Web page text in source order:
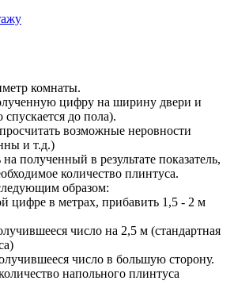
комнаты.
цифру на ширину двери и
спускается до пола).
возможные неровности
и т.д.)
полученный в результате показатель,
количество плинтуса.
образом:
цифре в метрах, прибавить 1,5 - 2 м
число на 2,5 м (стандартная
число в большую сторону.
напольного плинтуса